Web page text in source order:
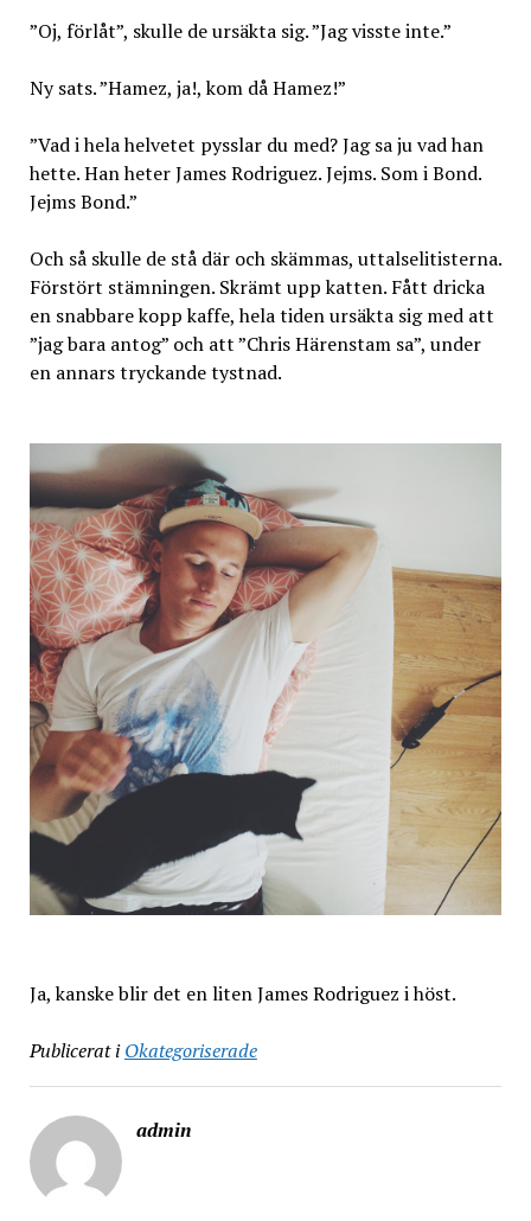
”Oj, förlåt”, skulle de ursäkta sig. ”Jag visste inte.”
Ny sats. ”Hamez, ja!, kom då Hamez!”
”Vad i hela helvetet pysslar du med? Jag sa ju vad han
hette. Han heter James Rodriguez. Jejms. Som i Bond.
Jejms Bond.”
Och så skulle de stå där och skämmas, uttalselitisterna.
Förstört stämningen. Skrämt upp katten. Fått dricka
en snabbare kopp kaffe, hela tiden ursäkta sig med att
”jag bara antog” och att ”Chris Härenstam sa”, under
en annars tryckande tystnad.
Ja, kanske blir det en liten James Rodriguez i höst.
Publicerat i Okategoriserade
admin